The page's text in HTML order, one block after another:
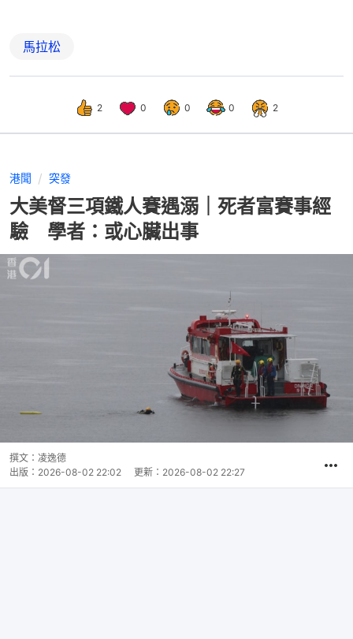
馬拉松
2 0 0 0 2
港聞 突發
大美督三項鐵人賽遇溺｜死者富賽事經
驗 學者：或心臟出事
撰文： 凌逸德
出版： 2026-08-02 22:02 更新： 2026-08-02 22:27